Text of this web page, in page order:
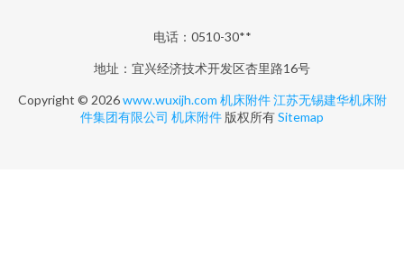
电话：0510-30**
地址：宜兴经济技术开发区杏里路16号
Copyright © 2026www.wuxijh.com 机床附件 江苏无锡建华机床附
件集团有限公司 机床附件 版权所有Sitemap